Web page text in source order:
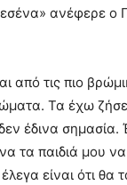
ανέφερε ο
από τις πιο
Τα έχω
έδινα
τα παιδιά μου
είναι ότι θα